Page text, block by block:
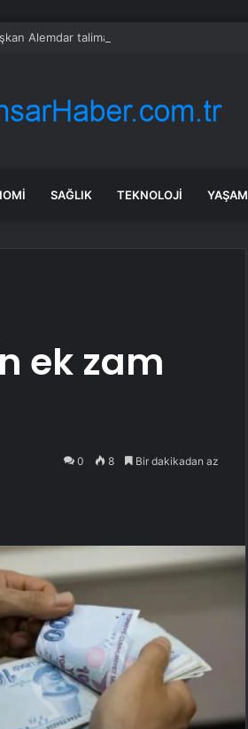
Alemdar talimat verdi
SAĞLIK TEKNOLOJI YAŞAM
ek zam
0 8 Bir dakikadan az